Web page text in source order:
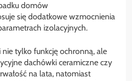
domów
się dodatkowe wzmocnienia
izolacyjnych.
nie tylko funkcję ochronną, ale
dachówki ceramiczne czy
na lata, natomiast